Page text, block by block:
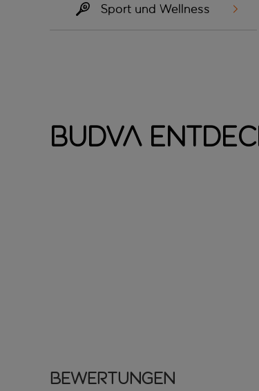
Sport und Wellness
Budva
Bewertungen